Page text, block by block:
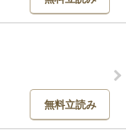
無料立読み